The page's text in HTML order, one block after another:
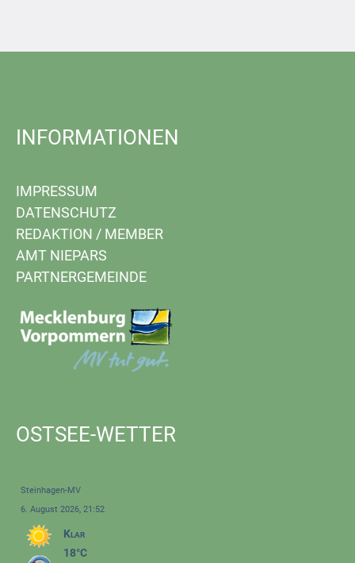
INFORMATIONEN
IMPRESSUM
DATENSCHUTZ
REDAKTION / MEMBER
AMT NIEPARS
PARTNERGEMEINDE
OSTSEE-WETTER
Steinhagen-MV
6. August 2026, 21:52
Klar
18°C